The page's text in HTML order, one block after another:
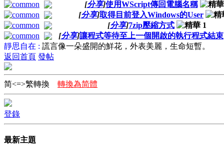
[分享]使用WScript傳回電腦名稱
[分享]取得目前登入Windows的User
[分享]7zip壓縮方式
[分享]讓程式等待至上一個開啟的執行程式結束
靜思自在 : 謊言像一朵盛開的鮮花，外表美麗，生命短暫。
返回首頁 發帖
简<=>繁轉換 轉換為简體
登錄
最新主題